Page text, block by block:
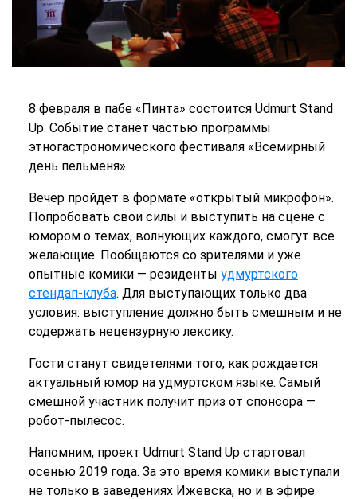
8 февраля в пабе «Пинта» состоится Udmurt Stand
Up. Событие станет частью программы
этногастрономического фестиваля «Всемирный
день пельменя».
Вечер пройдет в формате «открытый микрофон».
Попробовать свои силы и выступить на сцене с
юмором о темах, волнующих каждого, смогут все
желающие. Пообщаются со зрителями и уже
опытные комики — резиденты удмуртского
стендап-клуба. Для выступающих только два
условия: выступление должно быть смешным и не
содержать нецензурную лексику.
Гости станут свидетелями того, как рождается
актуальный юмор на удмуртском языке. Самый
смешной участник получит приз от спонсора —
робот-пылесос.
Напомним, проект Udmurt Stand Up стартовал
осенью 2019 года. За это время комики выступали
не только в заведениях Ижевска, но и в эфире